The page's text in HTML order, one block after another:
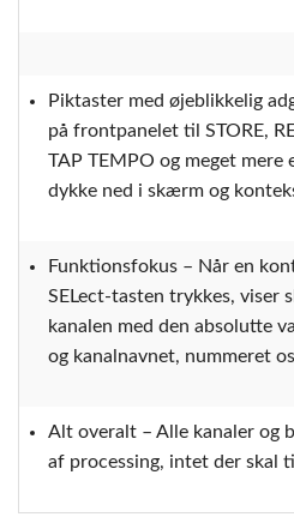
Piktaster med øjeblikkelig
på frontpanelet til STORE,
TAP TEMPO og meget
dykke ned i skærm og
Funktionsfokus – Når en
SELect-tasten trykkes, viser
kanalen med den absolutte
og kanalnavnet, nummeret
Alt overalt – Alle kanaler og
af processing, intet der skal